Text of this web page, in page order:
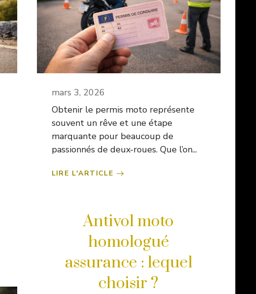
mars 3, 2026
Obtenir le permis moto représente
souvent un rêve et une étape
marquante pour beaucoup de
passionnés de deux-roues. Que l’on...
LIRE L'ARTICLE
Antivol moto
homologué
assurance : lequel
choisir ?